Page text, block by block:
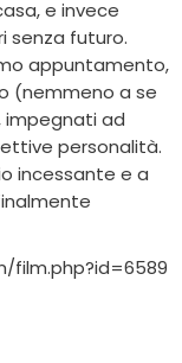
e invece
senza futuro.
appuntamento,
(nemmeno a se
impegnati ad
personalità.
incessante e a
film.php?id=6589